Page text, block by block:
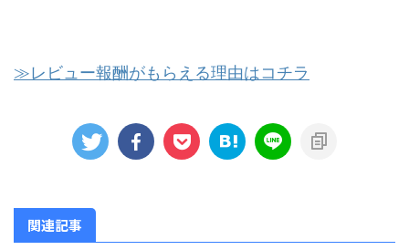
≫レビュー報酬がもらえる理由はコチラ
関連記事